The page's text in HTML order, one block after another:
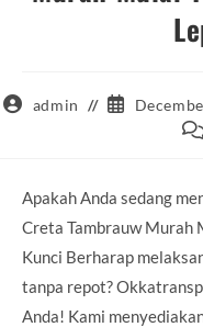
Postadmin
Post
published:
Apakah Anda sedang
Creta Tambrauw Murah
Kunci Berharap
tanpa repot?
Anda! Kami